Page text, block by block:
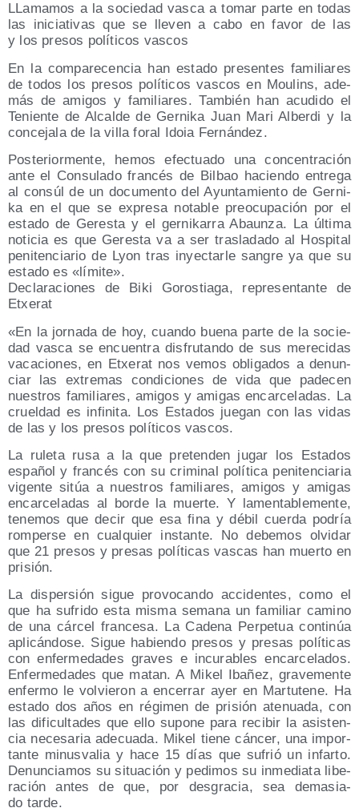
LLa­ma­mos a la socie­dad vas­ca a tomar par­te en todas
las ini­cia­ti­vas que se lle­ven a cabo en favor de las
y los pre­sos polí­ti­cos vas­cos
En la com­pa­re­cen­cia han esta­do pre­sen­tes fami­lia­res
de todos los pre­sos polí­ti­cos vas­cos en Mou­lins, ade­
más de ami­gos y fami­lia­res. Tam­bién han acu­di­do el
Tenien­te de Alcal­de de Ger­ni­ka Juan Mari Alber­di y la
con­ce­ja­la de la villa foral Idoia Fernández.
Pos­te­rior­men­te, hemos efec­tua­do una con­cen­tra­ción
ante el Con­su­la­do fran­cés de Bil­bao hacien­do entre­ga
al con­súl de un docu­men­to del Ayun­ta­mien­to de Ger­ni­
ka en el que se expre­sa nota­ble preo­cu­pa­ción por el
esta­do de Geres­ta y el ger­ni­ka­rra Abaun­za. La últi­ma
noti­cia es que Geres­ta va a ser tras­la­da­do al Hos­pi­tal
peni­ten­cia­rio de Lyon tras inyec­tar­le san­gre ya que su
esta­do es «lími­te».
Decla­ra­cio­nes de Biki Goros­tia­ga, repre­sen­tan­te de
Etxerat
«En la jor­na­da de hoy, cuan­do bue­na par­te de la socie­
dad vas­ca se encuen­tra dis­fru­tan­do de sus mere­ci­das
vaca­cio­nes, en Etxe­rat nos vemos obli­ga­dos a denun­
ciar las extre­mas con­di­cio­nes de vida que pade­cen
nues­tros fami­lia­res, ami­gos y ami­gas encar­ce­la­das. La
cruel­dad es infi­ni­ta. Los Esta­dos jue­gan con las vidas
de las y los pre­sos polí­ti­cos vascos.
La rule­ta rusa a la que pre­ten­den jugar los Esta­dos
espa­ñol y fran­cés con su cri­mi­nal polí­ti­ca peni­ten­cia­ria
vigen­te sitúa a nues­tros fami­lia­res, ami­gos y ami­gas
encar­ce­la­das al bor­de la muer­te. Y lamen­ta­ble­men­te,
tene­mos que decir que esa fina y débil cuer­da podría
rom­per­se en cual­quier ins­tan­te. No debe­mos olvi­dar
que 21 pre­sos y pre­sas polí­ti­cas vas­cas han muer­to en
prisión.
La dis­per­sión sigue pro­vo­can­do acci­den­tes, como el
que ha sufri­do esta mis­ma sema­na un fami­liar camino
de una cár­cel fran­ce­sa. La Cade­na Per­pe­tua con­ti­núa
apli­cán­do­se. Sigue habien­do pre­sos y pre­sas polí­ti­cas
con enfer­me­da­des gra­ves e incu­ra­bles encar­ce­la­dos.
Enfer­me­da­des que matan. A Mikel Iba­ñez, gra­ve­men­te
enfer­mo le vol­vie­ron a ence­rrar ayer en Mar­tu­te­ne. Ha
esta­do dos años en régi­men de pri­sión ate­nua­da, con
las difi­cul­ta­des que ello supo­ne para reci­bir la asis­ten­
cia nece­sa­ria ade­cua­da. Mikel tie­ne cán­cer, una impor­
tan­te minus­va­lia y hace 15 días que sufrió un infar­to.
Denun­cia­mos su situa­ción y pedi­mos su inme­dia­ta libe­
ra­ción antes de que, por des­gra­cia, sea dema­sia­
do tarde.